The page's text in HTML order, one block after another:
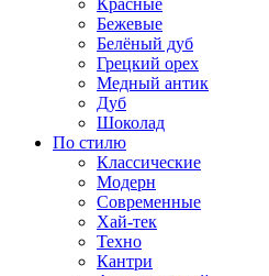
Красные
Бежевые
Белёный дуб
Грецкий орех
Медный антик
Дуб
Шоколад
По стилю
Классические
Модерн
Современные
Хай-тек
Техно
Кантри